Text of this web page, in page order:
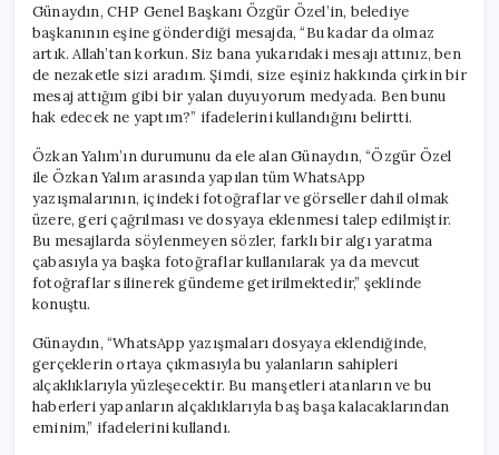
Günaydın, CHP Genel Başkanı Özgür Özel’in, belediye
başkanının eşine gönderdiği mesajda, “Bu kadar da olmaz
artık. Allah’tan korkun. Siz bana yukarıdaki mesajı attınız, ben
de nezaketle sizi aradım. Şimdi, size eşiniz hakkında çirkin bir
mesaj attığım gibi bir yalan duyuyorum medyada. Ben bunu
hak edecek ne yaptım?” ifadelerini kullandığını belirtti.
Özkan Yalım’ın durumunu da ele alan Günaydın, “Özgür Özel
ile Özkan Yalım arasında yapılan tüm WhatsApp
yazışmalarının, içindeki fotoğraflar ve görseller dahil olmak
üzere, geri çağrılması ve dosyaya eklenmesi talep edilmiştir.
Bu mesajlarda söylenmeyen sözler, farklı bir algı yaratma
çabasıyla ya başka fotoğraflar kullanılarak ya da mevcut
fotoğraflar silinerek gündeme getirilmektedir,” şeklinde
konuştu.
Günaydın, “WhatsApp yazışmaları dosyaya eklendiğinde,
gerçeklerin ortaya çıkmasıyla bu yalanların sahipleri
alçaklıklarıyla yüzleşecektir. Bu manşetleri atanların ve bu
haberleri yapanların alçaklıklarıyla baş başa kalacaklarından
eminim,” ifadelerini kullandı.